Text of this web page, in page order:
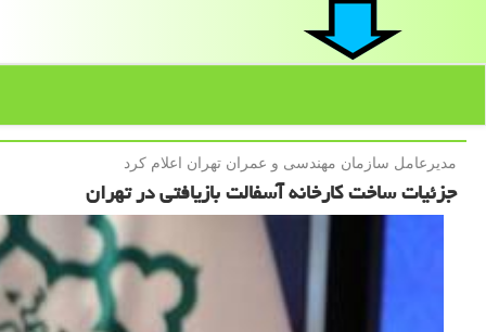
مدیرعامل سازمان مهندسی و عمران تهران اعلام كرد
جزئیات ساخت کارخانه آسفالت بازیافتی در تهران